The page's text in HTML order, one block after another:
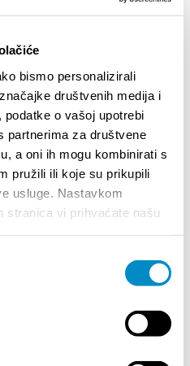
bismo personalizirali
društvenih medija i
o vašoj upotrebi
partnerima za društvene
a oni ih mogu kombinirati s
pružili ili koje su prikupili
usluge. Nastavkom
stranica vi prihvaćate našu
2027. - VAŽNA
REGISTRACIJSKOG